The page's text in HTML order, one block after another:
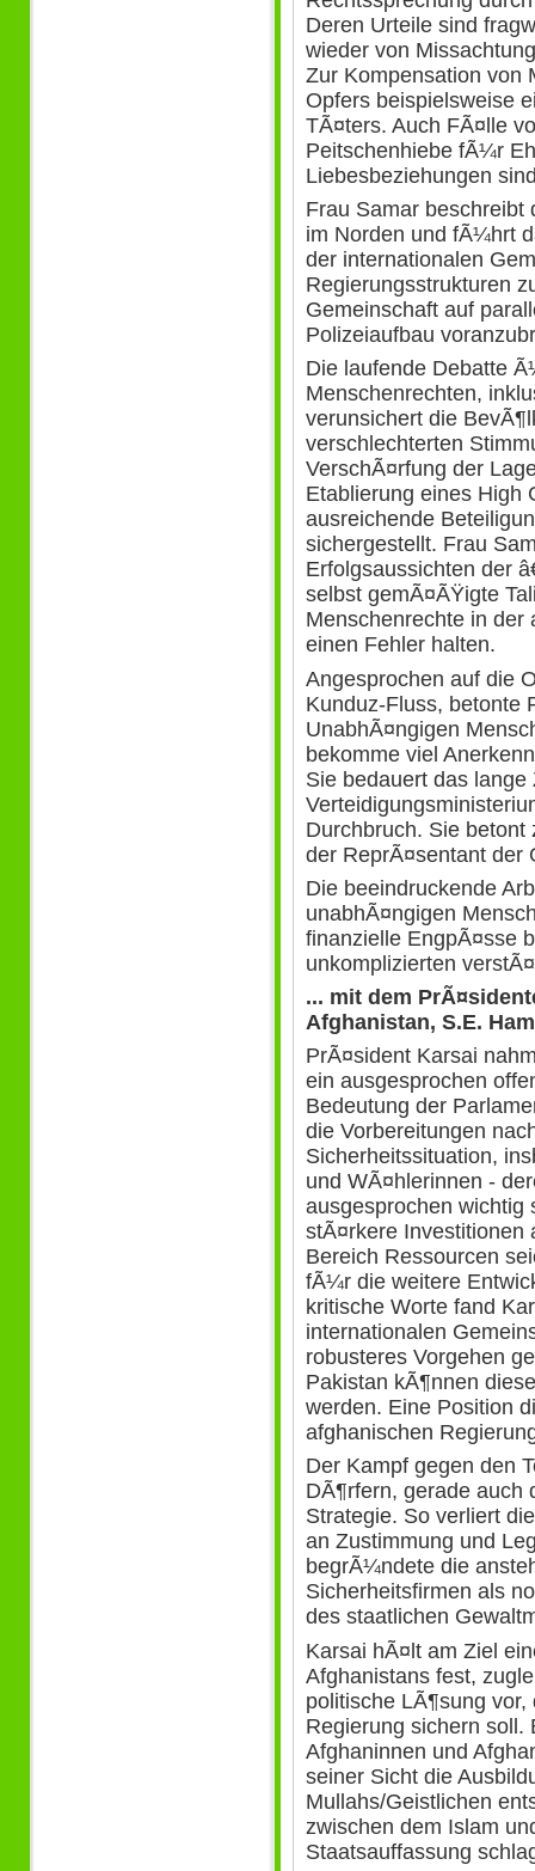
Deren Urteile sind
wieder von
Zur Kompensation von
Opfers beispielsweise
TÃ¤ters. Auch FÃ¤lle
Peitschenhiebe fÃ¼r
Liebesbeziehungen
Frau Samar beschreibt
im Norden und fÃ¼hrt
der internationalen
Regierungsstrukturen
Gemeinschaft auf
Polizeiaufbau
Die laufende Debatte
Menschenrechten,
verunsichert die
verschlechterten
VerschÃ¤rfung der
Etablierung eines High
ausreichende
sichergestellt. Frau
Erfolgsaussichten der
selbst gemÃ¤ÃŸigte
Menschenrechte in
einen Fehler halten.
Angesprochen auf die
Kunduz-Fluss, betonte
UnabhÃ¤ngigen
bekomme viel
Sie bedauert das lange
Durchbruch. Sie betont
der ReprÃ¤sentant der
Die beeindruckende
unabhÃ¤ngigen
finanzielle EngpÃ¤sse
unkomplizierten
... mit dem
Afghanistan, S.E.
PrÃ¤sident Karsai
ein ausgesprochen
Bedeutung der
die Vorbereitungen
Sicherheitssituation,
und WÃ¤hlerinnen -
ausgesprochen wichtig
stÃ¤rkere Investitionen
Bereich Ressourcen
fÃ¼r die weitere
kritische Worte fand
internationalen
robusteres Vorgehen
Pakistan kÃ¶nnen
werden. Eine Position
afghanischen
Der Kampf gegen den
DÃ¶rfern, gerade auch
Strategie. So verliert
an Zustimmung und
begrÃ¼ndete die
Sicherheitsfirmen als
des staatlichen
Karsai hÃ¤lt am Ziel
Afghanistans fest,
politische LÃ¶sung
Regierung sichern soll.
Afghaninnen und
seiner Sicht die
Mullahs/Geistlichen
zwischen dem Islam
Staatsauffassung